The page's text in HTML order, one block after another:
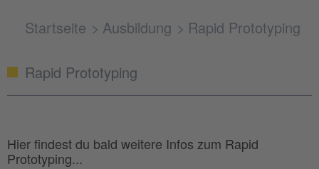
Startseite Ausbildung Rapid Prototyping
Rapid Prototyping
Hier findest du bald weitere Infos zum Rapid
Prototyping...